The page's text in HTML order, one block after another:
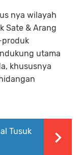
nya wilayah
Sate & Arang
produk
utama
khususnya
Tusuk